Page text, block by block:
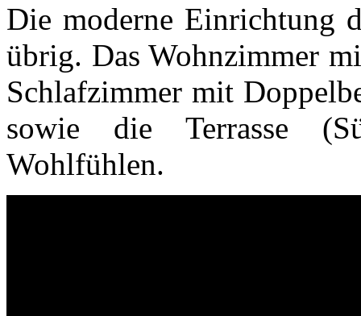
Die moderne Einrichtung
übrig. Das Wohnzimmer
Schlafzimmer mit
sowie die Terrasse
Wohlfühlen.